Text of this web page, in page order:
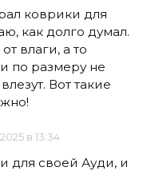
коврики для
как долго думал.
влаги, а то
по размеру не
Вот такие
в 13:34
для своей Ауди, и